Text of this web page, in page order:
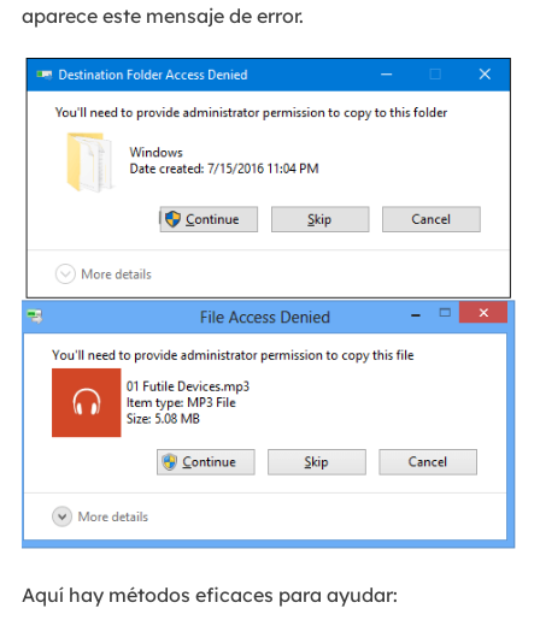
aparece este mensaje de error.
Aquí hay métodos eficaces para ayudar: